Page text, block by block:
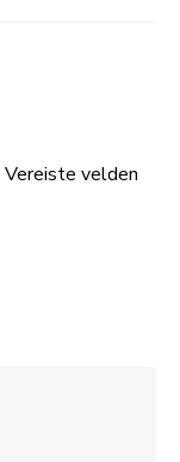
Vereiste velden